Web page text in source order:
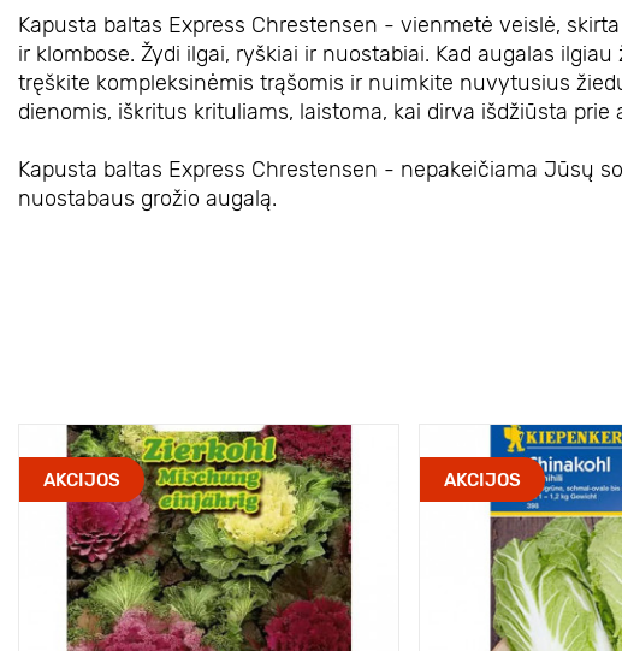
Kapusta baltas Express Chrestensen - vienmetė veislė,
ir klombose. Žydi ilgai, ryškiai ir nuostabiai. Kad augalas
tręškite kompleksinėmis trąšomis ir nuimkite nuvytusius
dienomis, iškritus krituliams, laistoma, kai dirva išdžiūsta prie
Kapusta baltas Express Chrestensen - nepakeičiama Jūsų
nuostabaus grožio augalą.
AKCIJOS AKCIJOS